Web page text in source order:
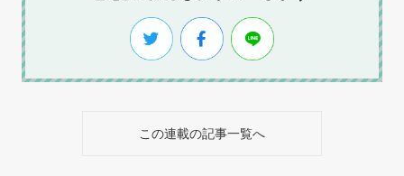
この連載の記事一覧へ